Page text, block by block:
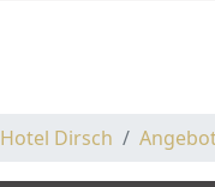
Hotel Dirsch